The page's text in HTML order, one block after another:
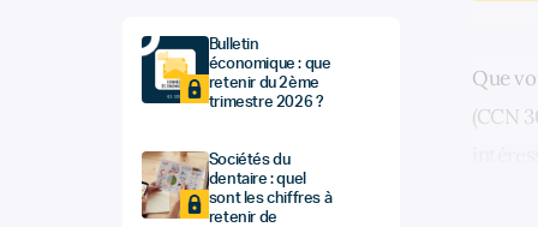
Bulletin
économique : que
retenir du 2ème
trimestre 2026 ?
Sociétés du
dentaire : quel
sont les chiffres à
retenir de
Que
(CCN